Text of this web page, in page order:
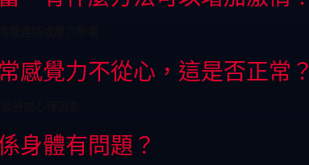
感覺力不從心，這是否正常？
身體有問題？